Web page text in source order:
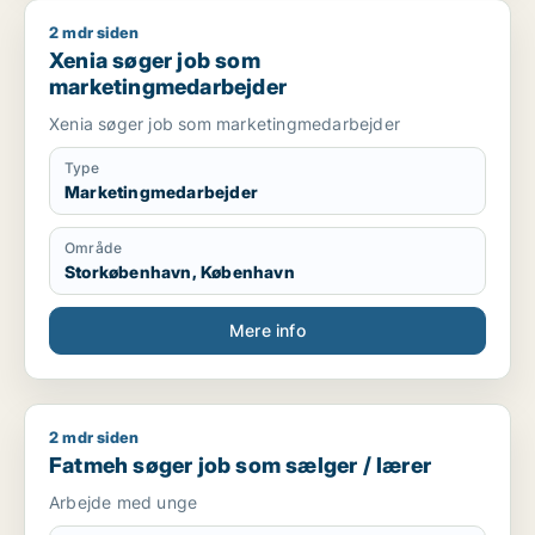
Xenia søger job som marketingmedarbejder
2 mdr siden
Xenia søger job som
marketingmedarbejder
Xenia søger job som marketingmedarbejder
Type
Marketingmedarbejder
Område
Storkøbenhavn, København
Mere info
Fatmeh søger job som sælger / lærer
2 mdr siden
Fatmeh søger job som sælger / lærer
Arbejde med unge